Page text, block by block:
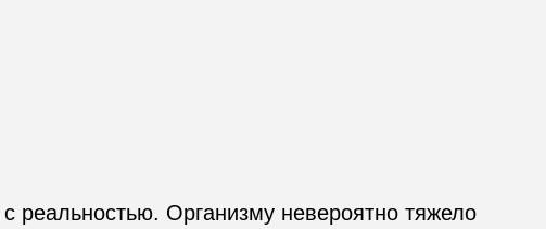
реальностью. Организму невероятно тяжело